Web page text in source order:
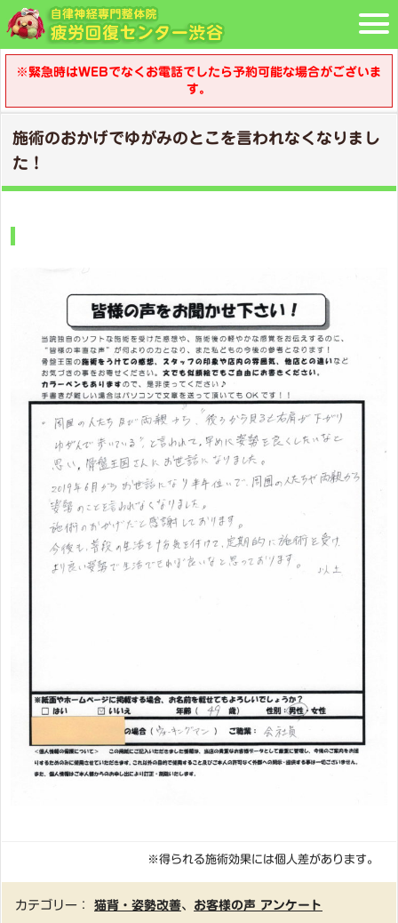
※緊急時はWEBでなくお電話でしたら予約可能な場合がございま
す。
施術のおかげでゆがみのとこを言われなくなりまし
た！
※得られる施術効果には個人差があります。
カテゴリー： 猫背・姿勢改善、 お客様の声 アンケート